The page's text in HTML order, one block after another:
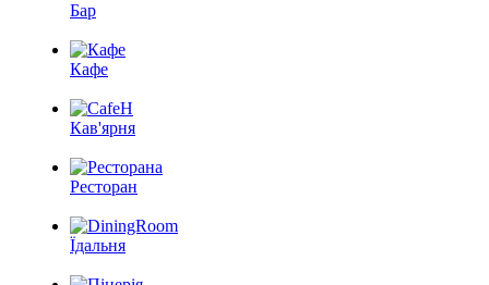
Бар
Кафе
Кав'ярня
Ресторан
Їдальня